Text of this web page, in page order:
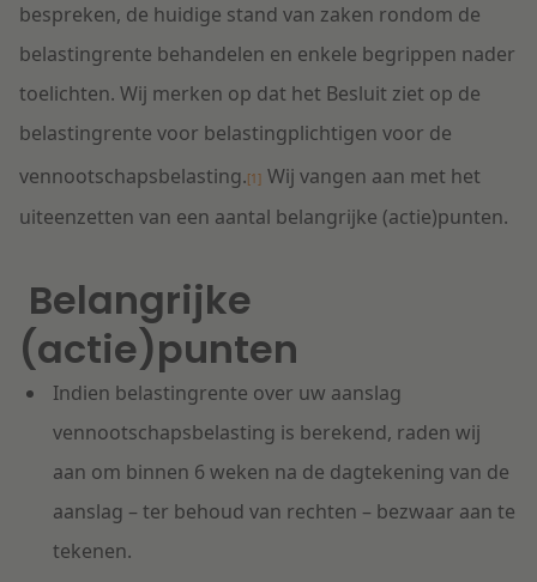
bespreken, de huidige stand van zaken rondom de
belastingrente behandelen en enkele begrippen nader
toelichten. Wij merken op dat het Besluit ziet op de
belastingrente voor belastingplichtigen voor de
vennootschapsbelasting.[1] Wij vangen aan met het
uiteenzetten van een aantal belangrijke (actie)punten.
Belangrijke
(actie)punten
Indien belastingrente over uw aanslag
vennootschapsbelasting is berekend, raden wij
aan om binnen 6 weken na de dagtekening van de
aanslag – ter behoud van rechten – bezwaar aan te
tekenen.